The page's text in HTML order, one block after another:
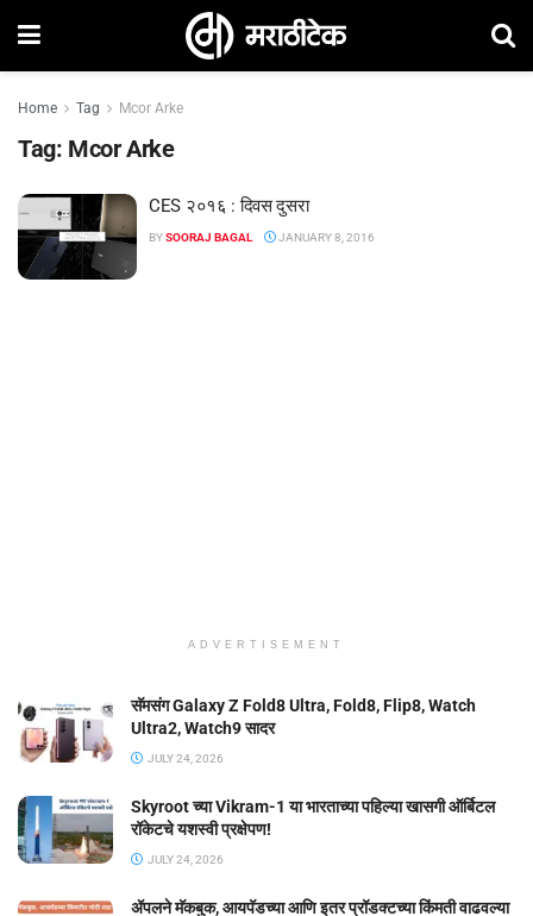
Home Tag Mcor Arke
Tag: Mcor Arke
CES २०१६ : दिवस दुसरा
BYSOORAJ BAGAL JANUARY 8, 2016
ADVERTISEMENT
सॅमसंग Galaxy Z Fold8 Ultra, Fold8, Flip8, Watch
Ultra2, Watch9 सादर
JULY 24, 2026
Skyroot च्या Vikram-1 या भारताच्या पहिल्या खासगी ऑर्बिटल
रॉकेटचे यशस्वी प्रक्षेपण!
JULY 24, 2026
ॲपलने मॅकबुक, आयपॅडच्या आणि इतर प्रॉडक्टच्या किंमती वाढवल्या